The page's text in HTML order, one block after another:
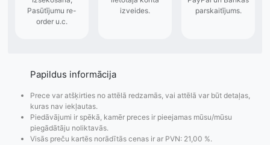
Papildus informācija
Prece var atšķirties no attēlā redzamās, vai attēlā var būt detaļas,
kuras nav iekļautas.
Piedāvājumi ir spēkā, kamēr preces ir pieejamas mūsu/mūsu
piegādātāju noliktavās.
Visās preču kartēs norādītās cenas ir ar PVN: 21,00 %.